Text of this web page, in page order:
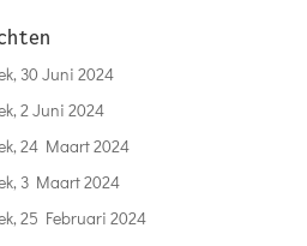
30 Juni 2024
2 Juni 2024
24 Maart 2024
3 Maart 2024
25 Februari 2024